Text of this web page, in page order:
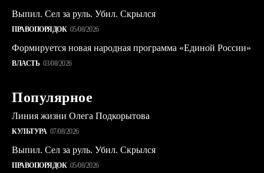
Выпил. Сел за руль. Убил. Скрылся
ПРАВОПОРЯДОК 05/08/2026
Формируется новая народная программа «Единой России»
ВЛАСТЬ 03/08/2026
Популярное
Линия жизни Олега Подкорытова
КУЛЬТУРА 07/08/2026
Выпил. Сел за руль. Убил. Скрылся
ПРАВОПОРЯДОК 05/08/2026